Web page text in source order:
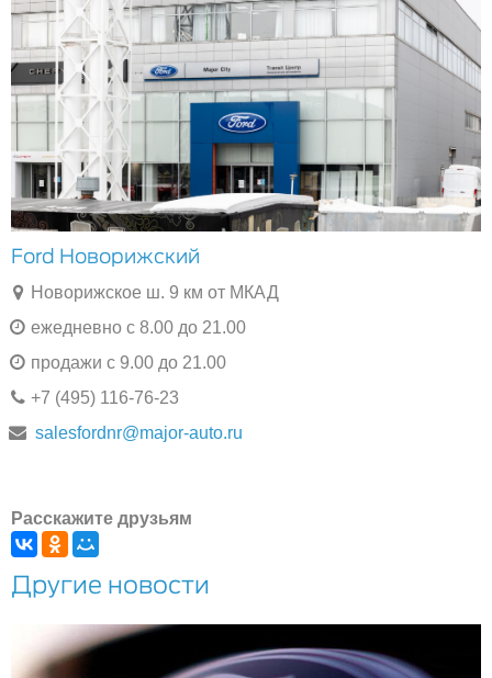
Ford Новорижский
Новорижское ш. 9 км от МКАД
ежедневно с 8.00 до 21.00
продажи с 9.00 до 21.00
+7 (495) 116-76-23
salesfordnr@major-auto.ru
Расскажите друзьям
Другие новости